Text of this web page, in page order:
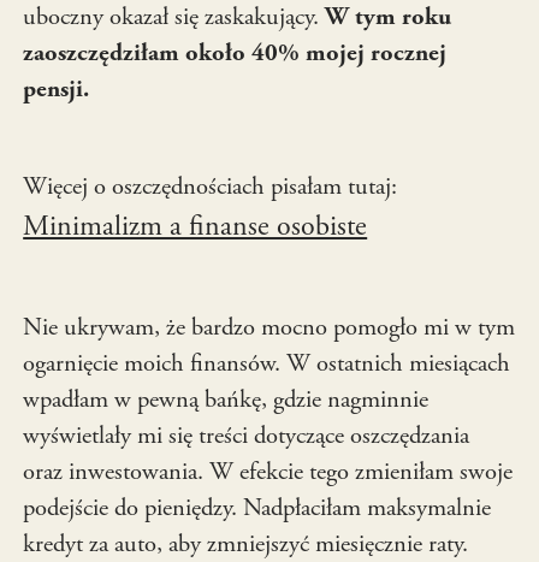
uboczny okazał się zaskakujący.W tym roku
zaoszczędziłam około 40% mojej rocznej
pensji.
Więcej o oszczędnościach pisałam tutaj:
Minimalizm a finanse osobiste
Nie ukrywam, że bardzo mocno pomogło mi w tym
ogarnięcie moich finansów. W ostatnich miesiącach
wpadłam w pewną bańkę, gdzie nagminnie
wyświetlały mi się treści dotyczące oszczędzania
oraz inwestowania. W efekcie tego zmieniłam swoje
podejście do pieniędzy. Nadpłaciłam maksymalnie
kredyt za auto, aby zmniejszyć miesięcznie raty.